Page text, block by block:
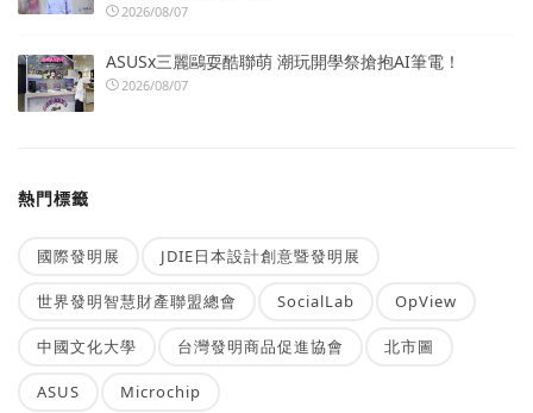
2026/08/07
ASUSx三麗鷗耍酷聯萌 潮玩開學祭搶抱AI筆電！
2026/08/07
熱門標籤
國際發明展 JDIE日本設計創意暨發明展
世界發明智慧財產聯盟總會 SocialLab OpView
中國文化大學 台灣發明商品促進協會 北市圖
ASUS Microchip